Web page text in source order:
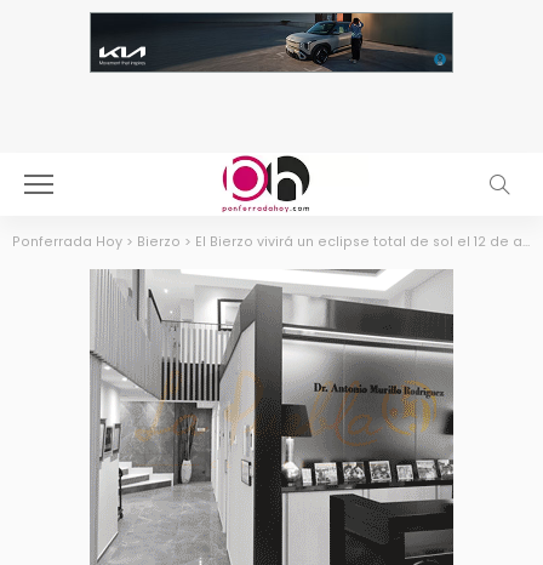
Ponferrada Hoy > Bierzo > El Bierzo vivirá un eclipse total de sol el 12 de agosto de 2026 – Ponferradahoy.com